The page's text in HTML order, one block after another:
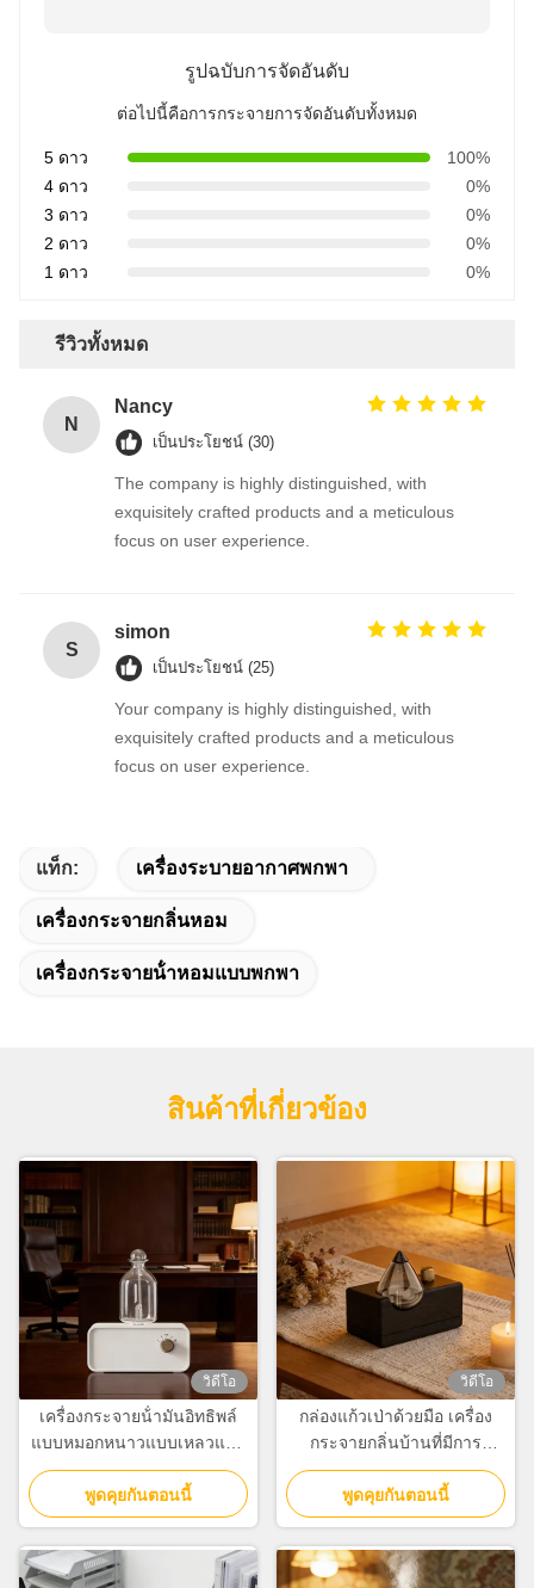
รูปฉบับการจัดอันดับ
ต่อไปนี้คือการกระจายการจัดอันดับทั้งหมด
5 ดาว
100%
4 ดาว
0%
3 ดาว
0%
2 ดาว
0%
1 ดาว
0%
รีวิวทั้งหมด
N
Nancy
เป็นประโยชน์ (30)
The company is highly distinguished, with
exquisitely crafted products and a meticulous
focus on user experience.
S
simon
เป็นประโยชน์ (25)
Your company is highly distinguished, with
exquisitely crafted products and a meticulous
focus on user experience.
แท็ก: เครื่องระบายอากาศพกพา
เครื่องกระจายกลิ่นหอม
เครื่องกระจายน้ําหอมแบบพกพา
สินค้าที่เกี่ยวข้อง
วิดีโอ
เครื่องกระจายน้ํามันอิทธิพล์
แบบหมอกหนาวแบบเหลวแบบ
สองแบบ 100cbm พร้อม
แบตเตอรี่ลิตยูมที่สามารถ
ชาร์จใหม่ได้
พูดคุยกันตอนนี้
วิดีโอ
กล่องแก้วเป่าด้วยมือ เครื่อง
กระจายกลิ่นบ้านที่มีการ
อนุรักษ์เมล็ดไม้ธรรมชาติ
พูดคุยกันตอนนี้